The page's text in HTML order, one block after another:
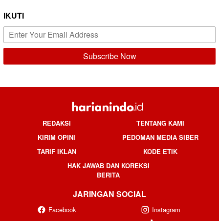
IKUTI
REDAKSI
TENTANG KAMI
KIRIM OPINI
PEDOMAN MEDIA SIBER
TARIF IKLAN
KODE ETIK
HAK JAWAB DAN KOREKSI
BERITA
JARINGAN SOCIAL
Facebook
Instagram